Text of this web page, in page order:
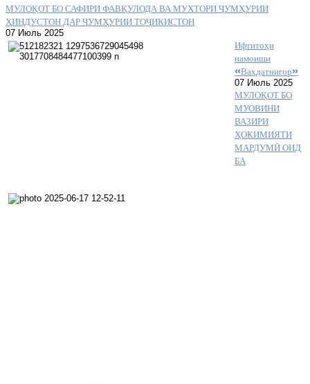
МУЛОҚОТ БО САФИРИ ФАВҚУЛОДА ВА МУХТОРИ ҶУМҲУРИИ
ҲИНДУСТОН ДАР ЧУМҲУРИИ ТОҶИКИСТОН
07 Июль 2025
Ифтитоҳи
намоиши
«Ваҳдатнигор»
07 Июль 2025
МУЛОҚОТ БО
МУОВИНИ
ВАЗИРИ
ҲОКИМИЯТИ
МАРДУМӢ ОИД
БА